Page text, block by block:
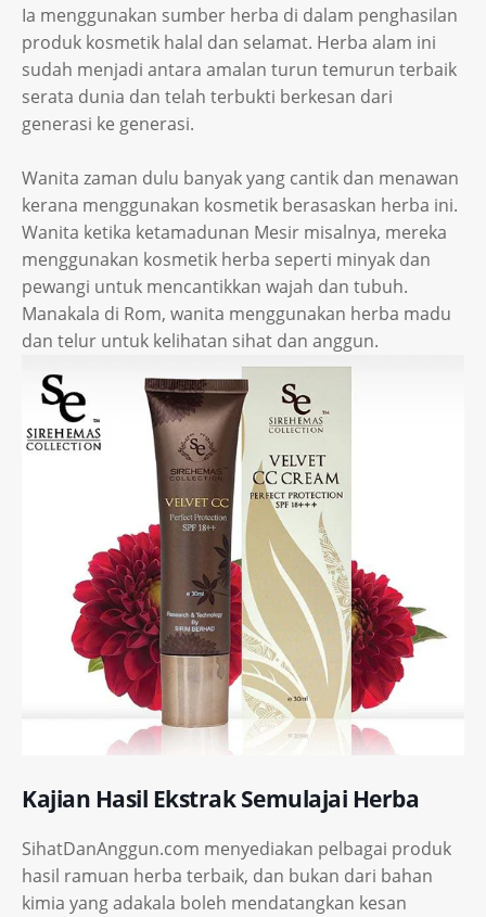
Ia menggunakan sumber herba di dalam penghasilan
produk kosmetik halal dan selamat. Herba alam ini
sudah menjadi antara amalan turun temurun terbaik
serata dunia dan telah terbukti berkesan dari
generasi ke generasi.
Wanita zaman dulu banyak yang cantik dan menawan
kerana menggunakan kosmetik berasaskan herba ini.
Wanita ketika ketamadunan Mesir misalnya, mereka
menggunakan kosmetik herba seperti minyak dan
pewangi untuk mencantikkan wajah dan tubuh.
Manakala di Rom, wanita menggunakan herba madu
dan telur untuk kelihatan sihat dan anggun.
Kajian Hasil Ekstrak Semulajai Herba
SihatDanAnggun.com menyediakan pelbagai produk
hasil ramuan herba terbaik, dan bukan dari bahan
kimia yang adakala boleh mendatangkan kesan